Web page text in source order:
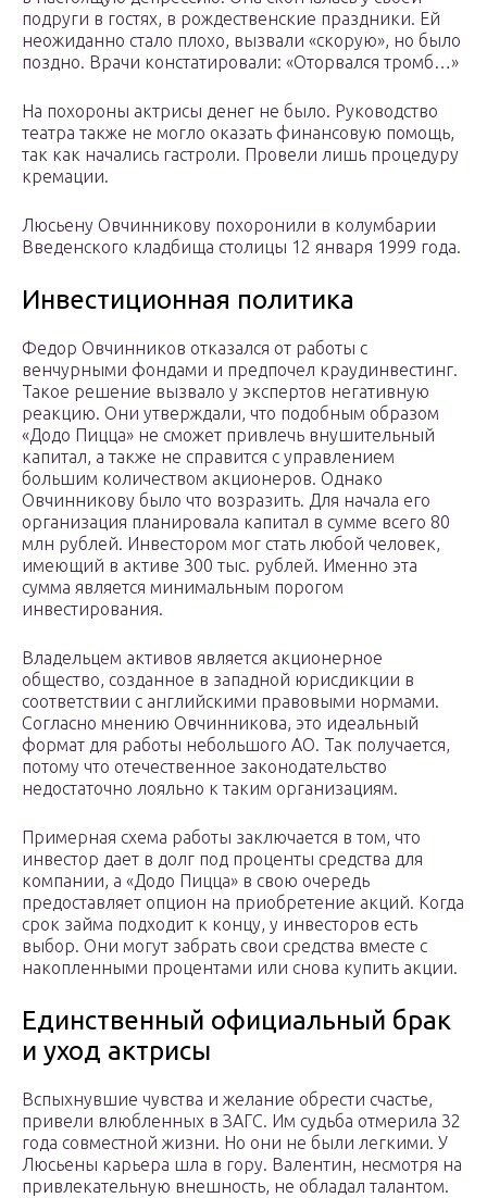
подруги в гостях, в рождественские праздники. Ей
неожиданно стало плохо, вызвали «скорую», но было
поздно. Врачи констатировали: «Оторвался тромб…»
На похороны актрисы денег не было. Руководство
театра также не могло оказать финансовую помощь,
так как начались гастроли. Провели лишь процедуру
кремации.
Люсьену Овчинникову похоронили в колумбарии
Введенского кладбища столицы 12 января 1999 года.
Инвестиционная политика
Федор Овчинников отказался от работы с
венчурными фондами и предпочел краудинвестинг.
Такое решение вызвало у экспертов негативную
реакцию. Они утверждали, что подобным образом
«Додо Пицца» не сможет привлечь внушительный
капитал, а также не справится с управлением
большим количеством акционеров. Однако
Овчинникову было что возразить. Для начала его
организация планировала капитал в сумме всего 80
млн рублей. Инвестором мог стать любой человек,
имеющий в активе 300 тыс. рублей. Именно эта
сумма является минимальным порогом
инвестирования.
Владельцем активов является акционерное
общество, созданное в западной юрисдикции в
соответствии с английскими правовыми нормами.
Согласно мнению Овчинникова, это идеальный
формат для работы небольшого АО. Так получается,
потому что отечественное законодательство
недостаточно лояльно к таким организациям.
Примерная схема работы заключается в том, что
инвестор дает в долг под проценты средства для
компании, а «Додо Пицца» в свою очередь
предоставляет опцион на приобретение акций. Когда
срок займа подходит к концу, у инвесторов есть
выбор. Они могут забрать свои средства вместе с
накопленными процентами или снова купить акции.
Единственный официальный брак
и уход актрисы
Вспыхнувшие чувства и желание обрести счастье,
привели влюбленных в ЗАГС. Им судьба отмерила 32
года совместной жизни. Но они не были легкими. У
Люсьены карьера шла в гору. Валентин, несмотря на
привлекательную внешность, не обладал талантом.